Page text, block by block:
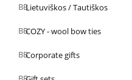
Lietuviškos / Tautiškos
COZY - wool bow ties
Corporate gifts